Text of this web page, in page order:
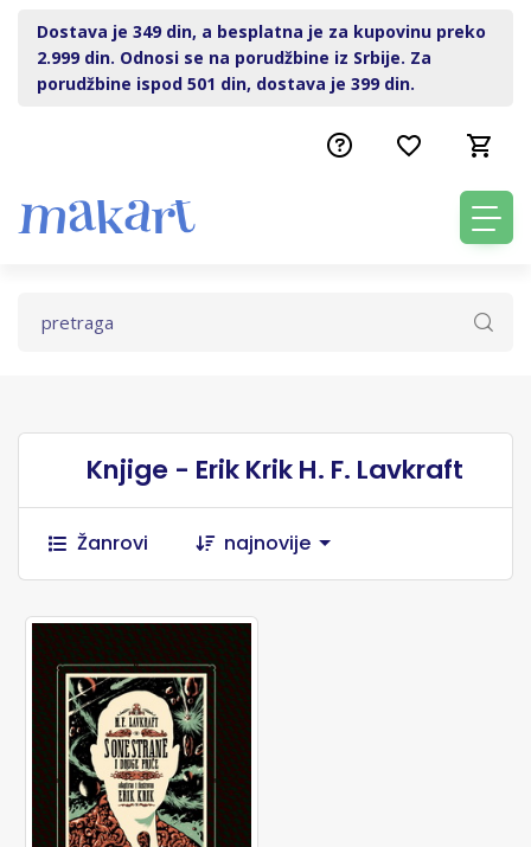
Dostava je 349 din, a besplatna je za kupovinu preko
2.999 din. Odnosi se na porudžbine iz Srbije. Za
porudžbine ispod 501 din, dostava je 399 din.
Knjige - Erik Krik H. F. Lavkraft
Žanrovi najnovije